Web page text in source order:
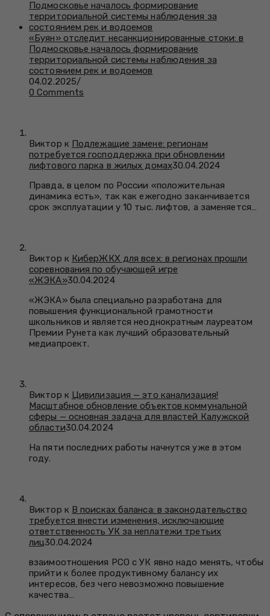
«Буян» отследит несанкционированные стоки: в
Подмосковье началось формирование
территориальной системы наблюдения за
состоянием рек и водоемов
04.02.2025/
0 Comments
Виктор к Подлежащие замене: регионам
потребуется господдержка при обновлении
лифтового парка в жилых домах30.04.2024
Правда, в целом по России «положительная
динамика есть», так как ежегодно заканчивается
срок эксплуатации у 10 тыс. лифтов, а заменяется…
Виктор к КиберЖКХ для всех: в регионах прошли
соревнования по обучающей игре
«ЖЭКА»30.04.2024
«ЖЭКА» была специально разработана для
повышения функциональной грамотности
школьников и является неоднократным лауреатом
Премии Рунета как лучший образовательный
медиапроект.
Виктор к Цивилизация — это канализация!
Масштабное обновление объектов коммунальной
сферы — основная задача для властей Калужской
области30.04.2024
На пяти последних работы начнутся уже в этом
году.
Виктор к В поисках баланса: в законодательство
требуется внести изменения, исключающие
ответственность УК за неплатежи третьих
лиц30.04.2024
взаимоотношения РСО с УК явно надо менять, чтобы
прийти к более продуктивному балансу их
интересов, без чего невозможно повышение
качества…